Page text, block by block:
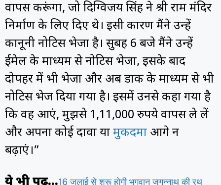
वापस करूंगा, जो दिग्विजय सिंह ने श्री राम मंदिर
निर्माण के लिए दिए थे। इसी कारण मैंने उन्हें
कानूनी नोटिस भेजा है। सुबह 6 बजे मैंने उन्हें
ईमेल के माध्यम से नोटिस भेजा, इसके बाद
दोपहर में भी भेजा और अब डाक के माध्यम से भी
नोटिस भेज दिया गया है। इसमें उनसे कहा गया है
कि वह आएं, मुझसे 1,11,000 रुपये वापस ले लें
और अपना कोई दावा यामुकदमा आगे न
बढ़ाएं।”
16 जुलाई से शुरू होगी भगवान जगन्नाथ की रथ